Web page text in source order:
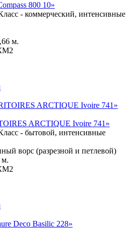
800 10»
- коммерческий, интенсивные
м.
ARCTIQUE Ivoire 741»
- бытовой, интенсивные
ворс (разрезной и петлевой)
м.